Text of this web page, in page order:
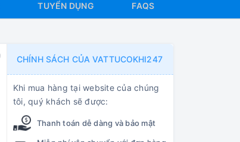
TUYỂN DỤNG FAQS
CHÍNH SÁCH CỦA VATTUCOKHI247
Khi mua hàng tại website của chúng
tôi, quý khách sẽ được:
Thanh toán dễ dàng và bảo mật